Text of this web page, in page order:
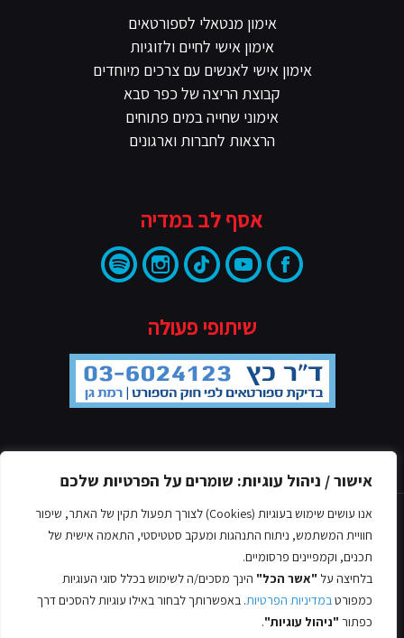
אישור / ניהול עוגיות: שומרים על הפרטיות שלכם
אנו עושים שימוש בעוגיות (Cookies) לצורך תפעול תקין של האתר, שיפור
חוויית המשתמש, ניתוח התנהגות ומעקב סטטיסטי, התאמה אישית של
תכנים, וקמפיינים פרסומיים.
בלחיצה על "אשר הכל" הינך מסכים/ה לשימוש בכלל סוגי העוגיות
כמפורטבמדיניות הפרטיות. באפשרותך לבחור באילו עוגיות להסכים דרך
כפתור "ניהול עוגיות".
אימון מנטאלי לספורטאים
אימון אישי לחיים ולזוגיות
אימון אישי לאנשים עם צרכים מיוחדים
קבוצת הריצה של כפר סבא
אימוני שחייה במים פתוחים
הרצאות לחברות וארגונים
אסף לב במדיה
שיתופי פעולה
מדיניות הפרטיות
© כל הזכויות שמורות אסף לב, 2022
עיצוב ובניית אתרים -